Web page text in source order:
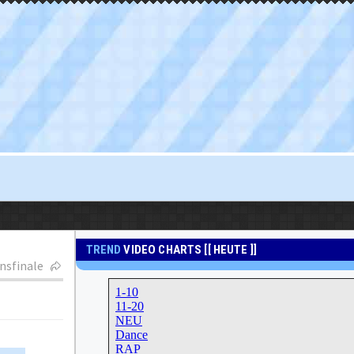
TRENDVIDEO CHARTS [[ HEUTE ]]